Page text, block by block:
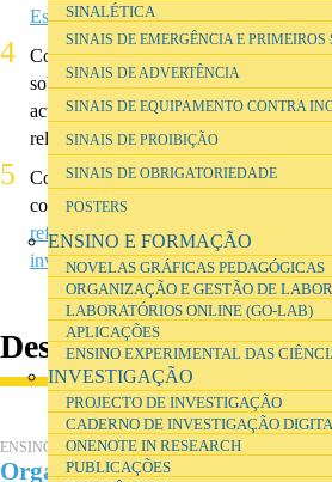
SINALÉTICA
SINAIS DE EMERGÊNCIA E PRIMEIROS
SINAIS DE ADVERTÊNCIA
SINAIS DE EQUIPAMENTO CONTRA
SINAIS DE PROIBIÇÃO
SINAIS DE OBRIGATORIEDADE
POSTERS
ENSINO E FORMAÇÃO
NOVELAS GRÁFICAS PEDAGÓGICAS
ORGANIZAÇÃO E GESTÃO DE
LABORATÓRIOS ONLINE (GO-LAB)
APLICAÇÕES
ENSINO EXPERIMENTAL DAS
INVESTIGAÇÃO
PROJECTO DE INVESTIGAÇÃO
CADERNO DE INVESTIGAÇÃO
ONENOTE IN RESEARCH
PUBLICAÇÕES
Escolarese reflicta sobre a sua
Conheça o conceito denovelas gráficas
sobre de que forma poderá ser útil na
actividades de formação, ou consulte
relacionados com oensino experimental
Conheça a investigação por trás dos
consulte ocaderno de investigação digital
referênciase saiba mais sobre o uso do
investigação.
Destaque
ENSINO E FORMAÇÃO
Organização e gestão de